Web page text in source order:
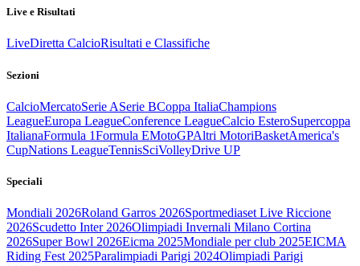
Live e Risultati
LiveDiretta CalcioRisultati e Classifiche
Sezioni
CalcioMercatoSerie ASerie BCoppa ItaliaChampions
LeagueEuropa LeagueConference LeagueCalcio EsteroSupercoppa
ItalianaFormula 1Formula EMotoGPAltri MotoriBasketAmerica's
CupNations LeagueTennisSciVolleyDrive UP
Speciali
Mondiali 2026Roland Garros 2026Sportmediaset Live Riccione
2026Scudetto Inter 2026Olimpiadi Invernali Milano Cortina
2026Super Bowl 2026Eicma 2025Mondiale per club 2025EICMA
Riding Fest 2025Paralimpiadi Parigi 2024Olimpiadi Parigi